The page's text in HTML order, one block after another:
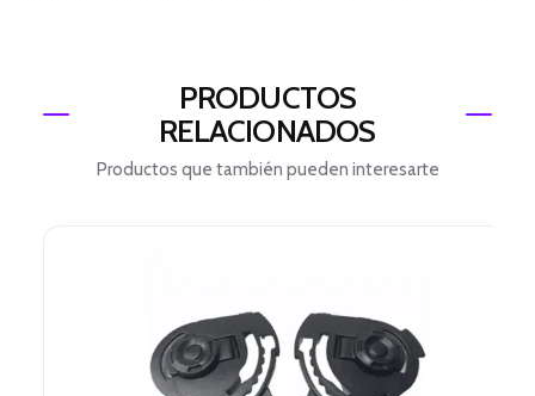
PRODUCTOS
RELACIONADOS
Productos que también pueden interesarte